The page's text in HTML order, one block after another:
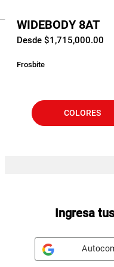
WIDEBODY 8AT
Desde $1,715,000.00
Frosbite
COLORES
Ingresa